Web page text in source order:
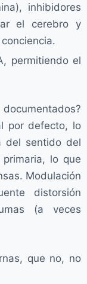
inhibidores
el cerebro y
permitiendo el
por defecto, lo
del sentido del
lo que
Modulación
distorsión
(a veces
que no, no